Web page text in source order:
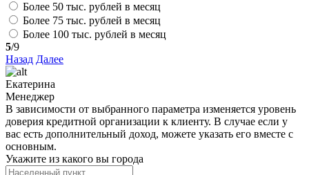
Более 50 тыс. рублей в месяц
Более 75 тыс. рублей в месяц
Более 100 тыс. рублей в месяц
5/9
Назад Далее
Екатерина
Менеджер
В зависимости от выбранного параметра изменяется уровень
доверия кредитной организации к клиенту. В случае если у
вас есть дополнительный доход, можете указать его вместе с
основным.
Укажите из какого вы города